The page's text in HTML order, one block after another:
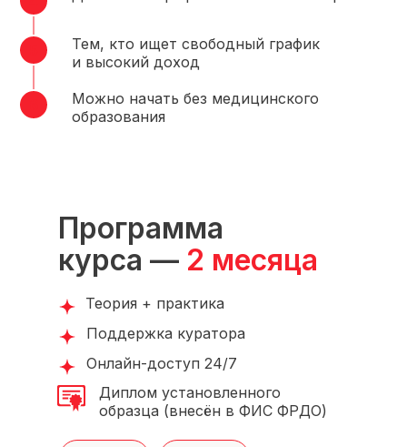
Тем, кто ищет свободный график
и высокий доход
Можно начать без медицинского
образования
Программа
курса — 2 месяца
Теория + практика
Поддержка куратора
Диплом установленного
образца (внесён в ФИС ФРДО)
Онлайн-доступ 24/7